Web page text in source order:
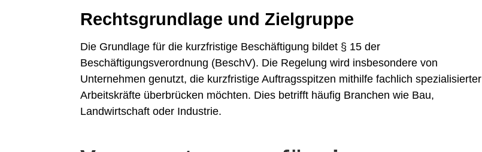
Rechtsgrundlage und Zielgruppe
Die Grundlage für die kurzfristige Beschäftigung bildet § 15 der
Beschäftigungsverordnung (BeschV). Die Regelung wird insbesondere von
Unternehmen genutzt, die kurzfristige Auftragsspitzen mithilfe fachlich spezialisierter
Arbeitskräfte überbrücken möchten. Dies betrifft häufig Branchen wie Bau,
Landwirtschaft oder Industrie.